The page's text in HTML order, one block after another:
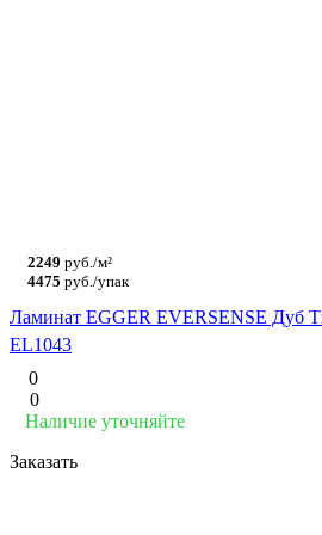
2249 руб./м²
4475 руб./упак
Ламинат EGGER EVERSENSE Дуб
EL1043
0
0
Наличие уточняйте
Заказать